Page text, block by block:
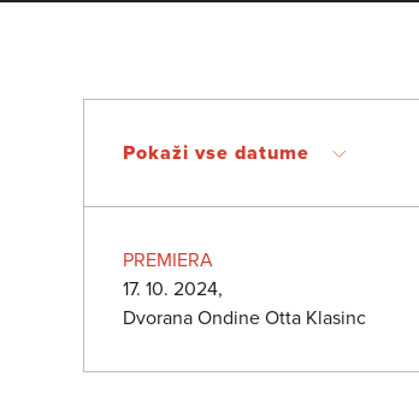
Pokaži vse datume
PREMIERA
17. 10. 2024,
Dvorana Ondine Otta Klasinc